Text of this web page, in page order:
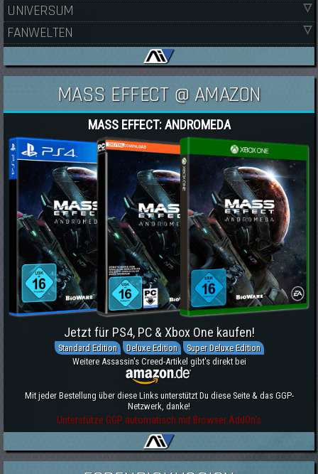
UNIVERSUM
FANWELTEN
MASS EFFECT @ AMAZON
MASS EFFECT: ANDROMEDA
Jetzt für PS4, PC & Xbox One kaufen!
Standard Edition Deluxe Edition
Super Deluxe Edition
Weitere Assassin's Creed-Artikel gibt's direkt bei
Mit jeder Bestellung über diese Links unterstützt Du diese Seite & das GGP-
Netzwerk, danke!
Unterstütze GGP automatisch mit Browser AddOn's